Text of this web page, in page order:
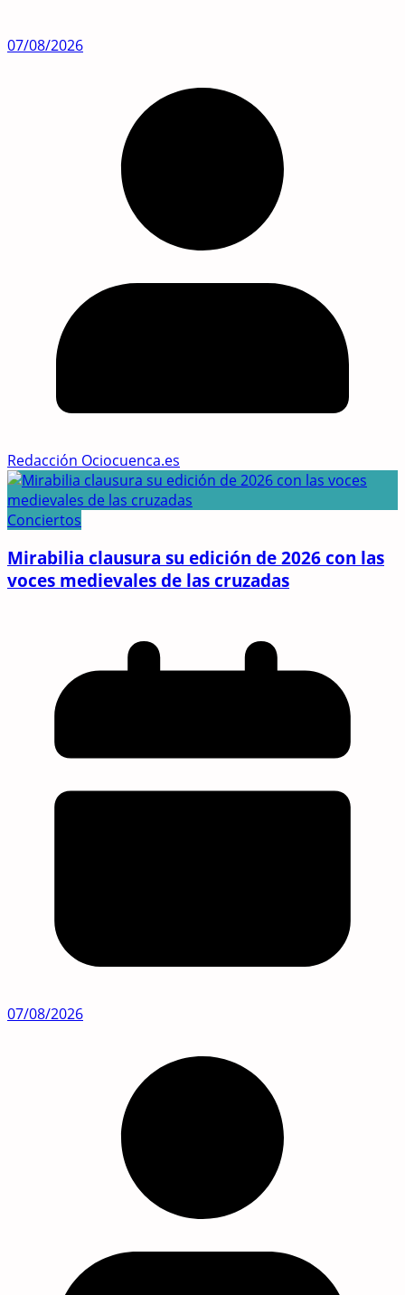
07/08/2026
Redacción Ociocuenca.es
Conciertos
Mirabilia clausura su edición de 2026 con las
voces medievales de las cruzadas
07/08/2026